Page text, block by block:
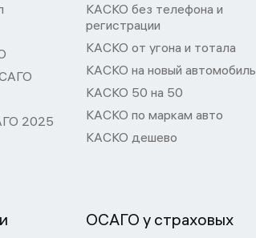
2025
КАСКО без телефона и
регистрации
КАСКО от угона и тотала
КАСКО на новый автомобиль
КАСКО 50 на 50
КАСКО по маркам авто
КАСКО дешево
ОСАГО у страховых